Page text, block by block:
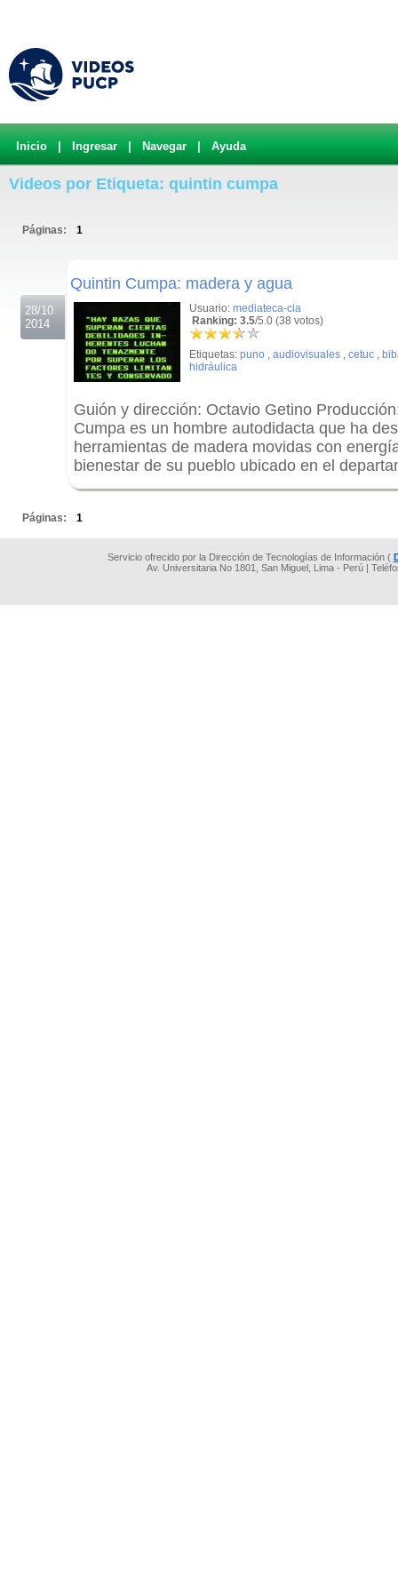
Inicio Ingresar Navegar Ayuda
Videos por Etiqueta: quintin cumpa
Páginas: 1
28/10
2014
Quintin Cumpa: madera y agua
Usuario: mediateca-cia
Ranking: 3.5/5.0 (38 votos)
Etiquetas: puno , audiovisuales , cetuc ,
hidráulica
Guión y dirección: Octavio Getino
Cumpa es un hombre autodidacta que ha
herramientas de madera movidas con
bienestar de su pueblo ubicado en el
Páginas: 1
Servicio ofrecido por la Dirección de Tecnologías de Información (
Av. Universitaria No 1801, San Miguel, Lima - Perú |